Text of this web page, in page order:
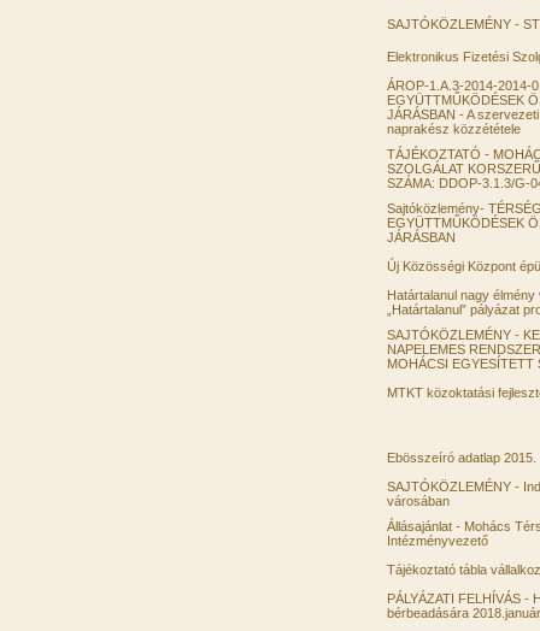
SAJTÓKÖZLEMÉNY -
Elektronikus Fizetési
ÁROP-1.A.3-2014-2014-
EGYÜTTMŰKÖDÉSEK
JÁRÁSBAN - A
naprakész közzététele
TÁJÉKOZTATÓ -
SZOLGÁLAT
SZÁMA: DDOP-3.1.3/G-
Sajtóközlemény-
EGYÜTTMŰKÖDÉSEK
JÁRÁSBAN
Új Közösségi Központ
Határtalanul nagy
„Határtalanul” pályázat
SAJTÓKÖZLEMÉNY -
NAPELEMES
MOHÁCSI EGYESÍTETT
MTKT közoktatási
Ebösszeíró adatlap 2015.
SAJTÓKÖZLEMÉNY -
városában
Állásajánlat - Mohács
Intézményvezető
Tájékoztató tábla
PÁLYÁZATI FELHÍVÁS -
bérbeadására